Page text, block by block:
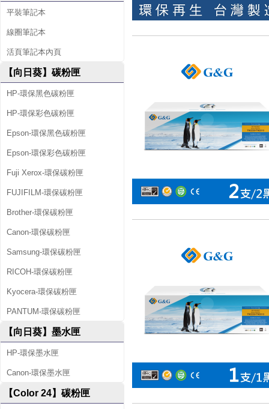
平裝筆記本
線圈筆記本
活頁筆記本內頁
【向日葵】碳粉匣
HP-環保黑色碳粉匣
HP-環保彩色碳粉匣
Epson-環保黑色碳粉匣
Epson-環保彩色碳粉匣
Fuji Xerox-環保碳粉匣
FUJIFILM-環保碳粉匣
Brother-環保碳粉匣
Canon-環保碳粉匣
Samsung-環保碳粉匣
RICOH-環保碳粉匣
Kyocera-環保碳粉匣
PANTUM-環保碳粉匣
【向日葵】墨水匣
HP-環保墨水匣
Canon-環保墨水匣
【Color 24】碳粉匣